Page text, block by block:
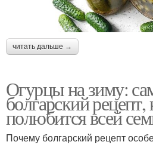
читать дальше →
Огурцы на зиму:
болгарский
полюбится всей
Почему болгарский рецепт